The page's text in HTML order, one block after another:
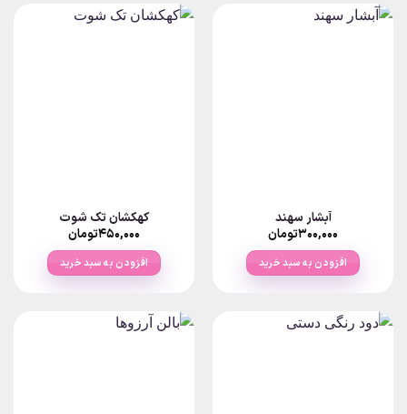
آبشار سهند
۳۰۰,۰۰۰تومان
افزودن به سبد خرید
کهکشان تک شوت
۴۵۰,۰۰۰تومان
افزودن به سبد خرید